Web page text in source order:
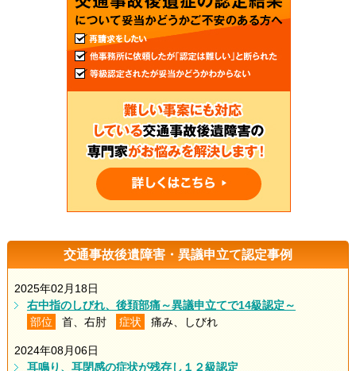
交通事故後遺障害・異議申立て認定事例
2025年02月18日
右中指のしびれ、後頚部痛～異議申立てで14級認定～
部位
首、右肘 症状 痛み、しびれ
2024年08月06日
耳鳴り、耳閉感の症状が残存し１２級認定